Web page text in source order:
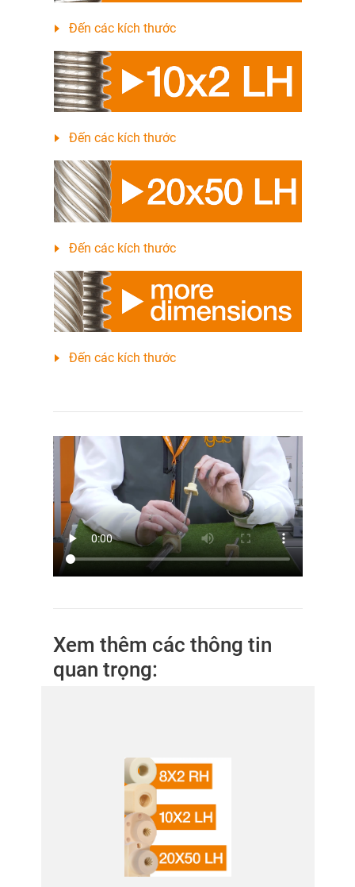
Đến các kích thước
Đến các kích thước
Đến các kích thước
Đến các kích thước
Xem thêm các thông tin
quan trọng: